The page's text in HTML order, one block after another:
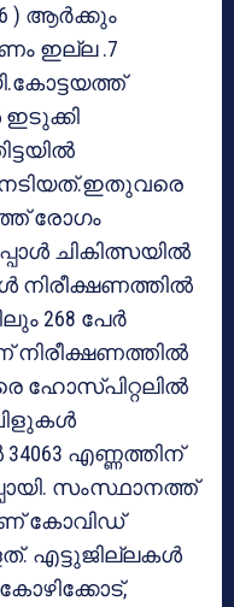
) ആർക്കും
ഇല്ല .7
രോഗം
ചികിത്സയിൽ
നിരീക്ഷണത്തിൽ
268 പേർ
ഹോസ്പിറ്റലിൽ
എണ്ണത്തിന്
സംസ്ഥാനത്ത്
കോവിഡ്
എട്ടുജില്ലകള്‍